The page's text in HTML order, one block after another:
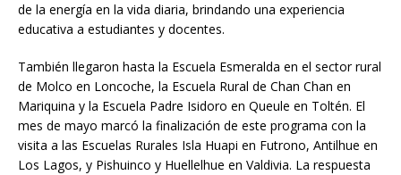
de la energía en la vida diaria, brindando una experiencia
educativa a estudiantes y docentes.
También llegaron hasta la Escuela Esmeralda en el sector rural
de Molco en Loncoche, la Escuela Rural de Chan Chan en
Mariquina y la Escuela Padre Isidoro en Queule en Toltén. El
mes de mayo marcó la finalización de este programa con la
visita a las Escuelas Rurales Isla Huapi en Futrono, Antilhue en
Los Lagos, y Pishuinco y Huellelhue en Valdivia. La respuesta